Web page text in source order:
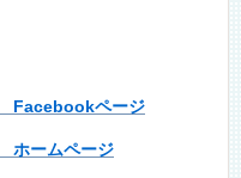
Facebookページ
ホームページ